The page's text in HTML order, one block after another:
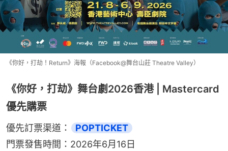
《你好，打劫！Return》海報（Facebook@舞台山莊 Theatre Valley）
《你好，打劫》舞台劇2026香港 | Mastercard
優先購票
優先訂票渠道：
POPTICKET
門票發售時間：2026年6月16日